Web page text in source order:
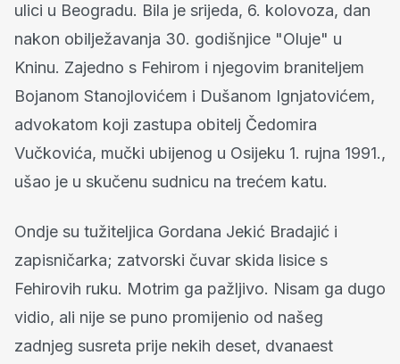
ulici u Beogradu. Bila je srijeda, 6. kolovoza, dan
nakon obilježavanja 30. godišnjice "Oluje" u
Kninu. Zajedno s Fehirom i njegovim braniteljem
Bojanom Stanojlovićem i Dušanom Ignjatovićem,
advokatom koji zastupa obitelj Čedomira
Vučkovića, mučki ubijenog u Osijeku 1. rujna 1991.,
ušao je u skučenu sudnicu na trećem katu.
Ondje su tužiteljica Gordana Jekić Bradajić i
zapisničarka; zatvorski čuvar skida lisice s
Fehirovih ruku. Motrim ga pažljivo. Nisam ga dugo
vidio, ali nije se puno promijenio od našeg
zadnjeg susreta prije nekih deset, dvanaest